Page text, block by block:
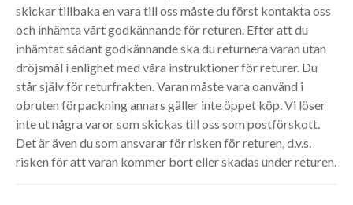
skickar tillbaka en vara till oss måste du först kontakta oss
och inhämta vårt godkännande för returen. Efter att du
inhämtat sådant godkännande ska du returnera varan utan
dröjsmål i enlighet med våra instruktioner för returer. Du
står själv för returfrakten. Varan måste vara oanvänd i
obruten förpackning annars gäller inte öppet köp. Vi löser
inte ut några varor som skickas till oss som postförskott.
Det är även du som ansvarar för risken för returen, d.v.s.
risken för att varan kommer bort eller skadas under returen.